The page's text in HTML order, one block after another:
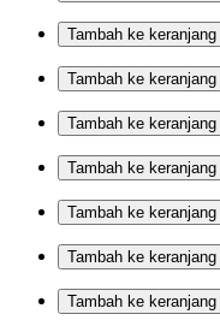
Tambah ke keranjang
Tambah ke keranjang
Tambah ke keranjang
Tambah ke keranjang
Tambah ke keranjang
Tambah ke keranjang
Tambah ke keranjang